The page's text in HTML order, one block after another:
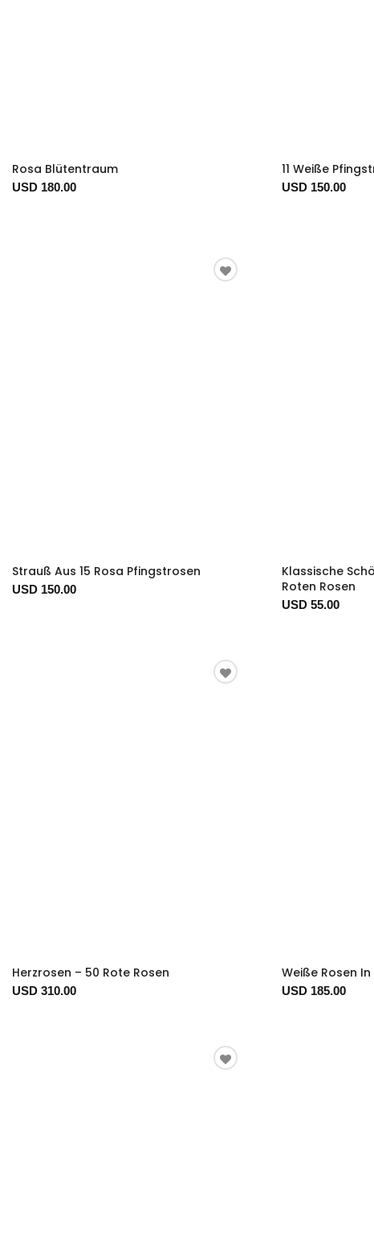
Rosa Blütentraum
USD 180.00
11 Weiße
USD 150.00
Strauß Aus 15 Rosa Pfingstrosen
USD 150.00
Klassische
Roten Rosen
USD 55.00
Herzrosen – 50 Rote Rosen
USD 310.00
Weiße Rosen
USD 185.00